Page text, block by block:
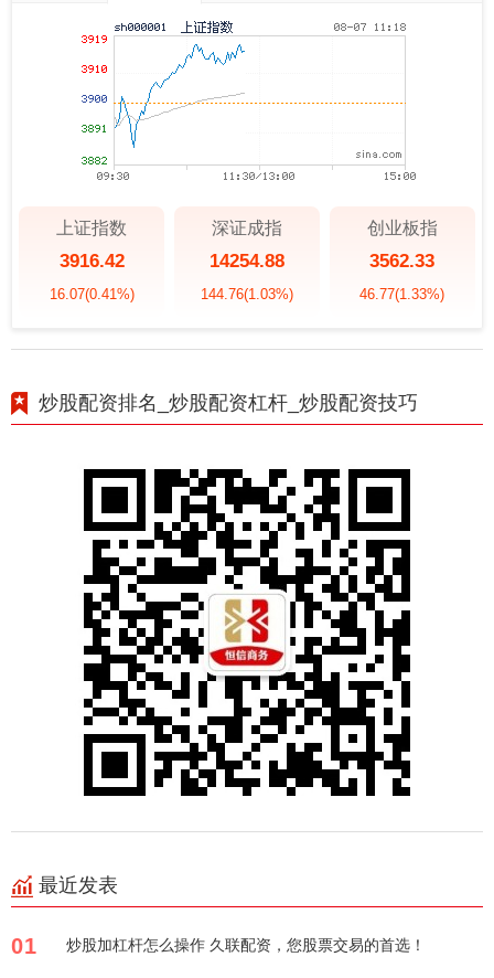
上证指数
3916.42
16.07(0.41%)
深证成指
14254.88
144.76(1.03%)
创业板指
3562.33
46.77(1.33%)
炒股配资排名_炒股配资杠杆_炒股配资技巧
最近发表
01 炒股加杠杆怎么操作 久联配资，您股票交易的首选！